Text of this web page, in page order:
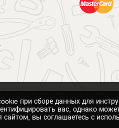
при сборе данных для
вас, однако
вы соглашаетесь с